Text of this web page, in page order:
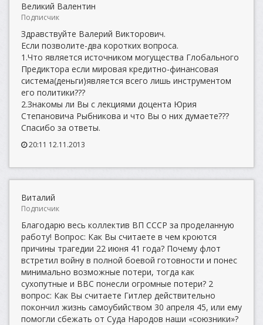
Великий Валентин
Подписчик
Здравствуйте Валерий Викторович.
Если позволите-два коротких вопроса.
1.Что является источником могущества Глобального
Предиктора если мировая кредитно-финансовая
система(деньги)является всего лишь инструментом
его политики???
2.Знакомы ли Вы с лекциями доцента Юрия
Степановича Рыбникова и что Вы о них думаете???
Спасибо за ответы.
20:11 12.11.2013
Виталий
Подписчик
Благодарю весь коллектив ВП СССР за проделанную
работу! Вопрос: Как Вы считаете в чем кроются
причины трагедии 22 июня 41 года? Почему флот
встретил войну в полной боевой готовности и понес
минимально возможные потери, тогда как
сухопутные и ВВС понесли огромные потери? 2
вопрос: Как Вы считаете Гитлер действительно
покончил жизнь самоубийством 30 апреля 45, или ему
помогли сбежать от Суда Народов наши «союзники»?